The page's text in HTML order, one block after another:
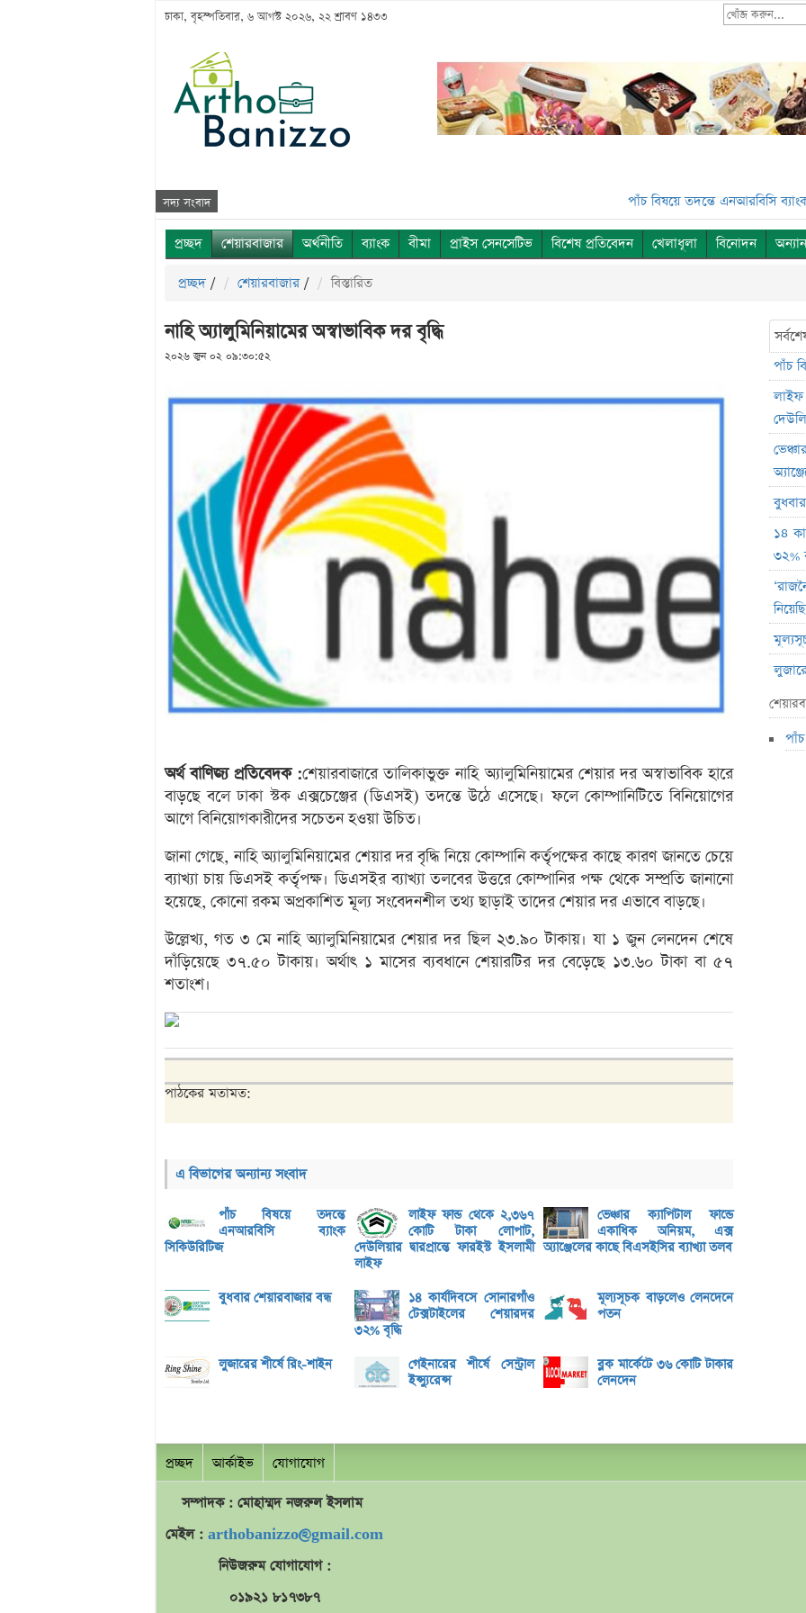
ঢাকা, বৃহস্পতিবার, ৬ আগস্ট ২০২৬, ২২ শ্রাবণ ১৪৩৩
সদ্য সংবাদ পাঁচ বিষয়ে তদন্তে এনআরবিসি ব্যাংক
প্রচ্ছদ শেয়ারবাজার অর্থনীতি ব্যাংক বীমা প্রাইস সেনসেটিভ বিশেষ প্রতিবেদন খেলাধূলা বিনোদন
প্রচ্ছদ / শেয়ারবাজার / বিস্তারিত
নাহি অ্যালুমিনিয়ামের অস্বাভাবিক দর বৃদ্ধি
২০২৬ জুন ০২ ০৯:৩০:৫২
অর্থ বাণিজ্য প্রতিবেদক :শেয়ারবাজারে তালিকাভুক্ত নাহি অ্যালুমিনিয়ামের শেয়ার দর অস্বাভাবিক হারে
বাড়ছে বলে ঢাকা স্টক এক্সচেঞ্জের (ডিএসই) তদন্তে উঠে এসেছে। ফলে কোম্পানিটিতে বিনিয়োগের
আগে বিনিয়োগকারীদের সচেতন হওয়া উচিত।
জানা গেছে, নাহি অ্যালুমিনিয়ামের শেয়ার দর বৃদ্ধি নিয়ে কোম্পানি কর্তৃপক্ষের কাছে কারণ জানতে চেয়ে
ব্যাখ্যা চায় ডিএসই কর্তৃপক্ষ। ডিএসইর ব্যাখ্যা তলবের উত্তরে কোম্পানির পক্ষ থেকে সম্প্রতি জানানো
হয়েছে, কোনো রকম অপ্রকাশিত মূল্য সংবেদনশীল তথ্য ছাড়াই তাদের শেয়ার দর এভাবে বাড়ছে।
উল্লেখ্য, গত ৩ মে নাহি অ্যালুমিনিয়ামের শেয়ার দর ছিল ২৩.৯০ টাকায়। যা ১ জুন লেনদেন শেষে
দাঁড়িয়েছে ৩৭.৫০ টাকায়। অর্থাৎ ১ মাসের ব্যবধানে শেয়ারটির দর বেড়েছে ১৩.৬০ টাকা বা ৫৭
শতাংশ।
পাঠকের মতামত:
এ বিভাগের অন্যান্য সংবাদ
পাঁচ বিষয়ে তদন্তে
এনআরবিসি ব্যাংক
সিকিউরিটিজ
লাইফ ফান্ড থেকে ২,৩৬৭
কোটি টাকা লোপাট,
দেউলিয়ার দ্বারপ্রান্তে ফারইস্ট ইসলামী
লাইফ
ভেঞ্চার ক্যাপিটাল ফান্ডে
একাধিক অনিয়ম, এক্স
অ্যাঞ্জেলের কাছে বিএসইসির ব্যাখ্যা তলব
বুধবার শেয়ারবাজার বন্ধ
১৪ কার্যদিবসে সোনারগাঁও
টেক্সটাইলের শেয়ারদর
৩২% বৃদ্ধি
মূল্যসূচক বাড়লেও লেনদেনে
পতন
লুজারের শীর্ষে রিং-শাইন
গেইনারের শীর্ষে সেন্ট্রাল
ইন্স্যুরেন্স
ব্লক মার্কেটে ৩৬ কোটি টাকার
লেনদেন
পাঁচ
লাইফ
১৪
৩২%
ব্লক
প্রচ্ছদ আর্কাইভ যোগাযোগ
সম্পাদক : মোহাম্মদনজরুলইসলাম
মেইল : arthobanizzo@gmail.com
নিউজরুম যোগাযোগ :
০১৯২১ ৮১৭৩৮৭